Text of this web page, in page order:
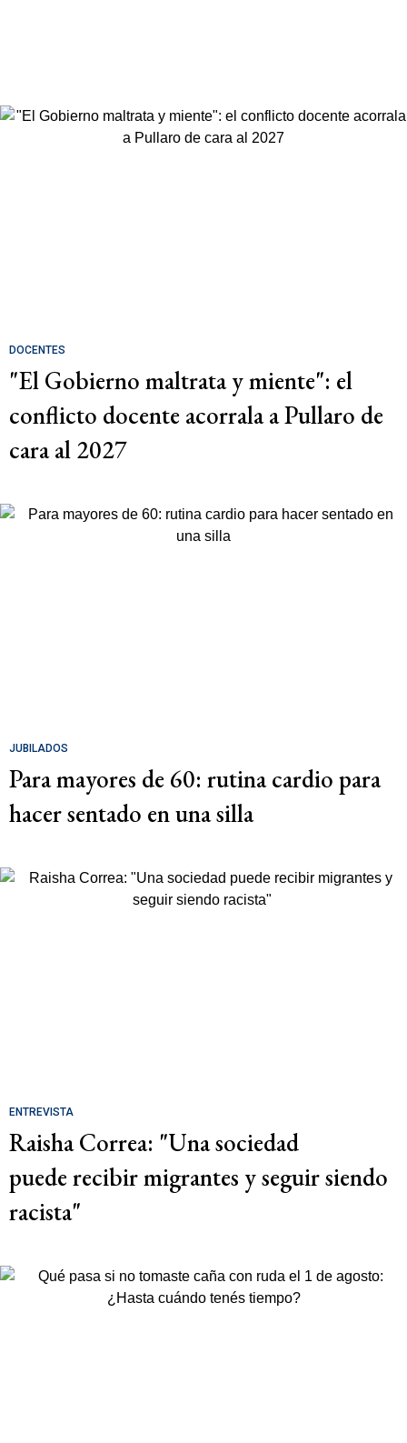
DOCENTES
"El Gobierno maltrata y miente": el
conflicto docente acorrala a Pullaro de
cara al 2027
JUBILADOS
Para mayores de 60: rutina cardio para
hacer sentado en una silla
ENTREVISTA
Raisha Correa: "Una sociedad
puede recibir migrantes y seguir siendo
racista"